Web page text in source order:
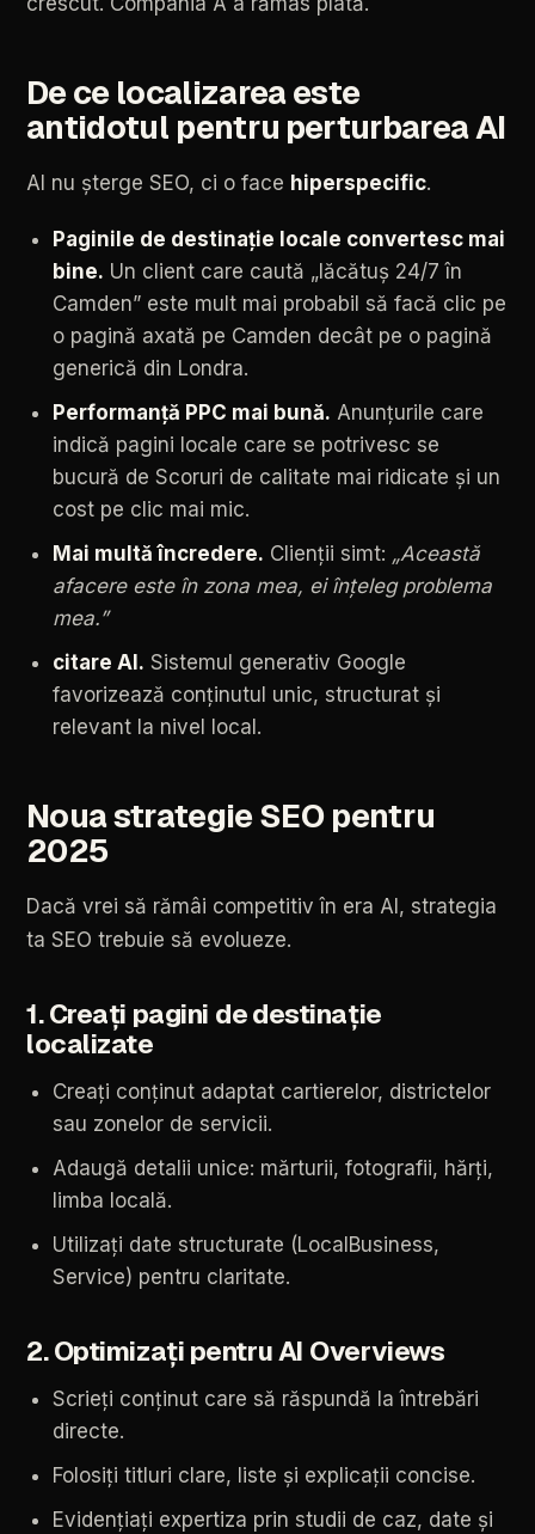
Dece localizareaeste
antidotul pentru perturbareaAI
AI nu șterge SEO, ci o face hiperspecific.
Paginile de destinație locale convertesc mai
bine. Un client care caută „lăcătuș 24/7 în
Camden” este mult mai probabil să facă clic pe
o pagină axată pe Camden decât pe o pagină
generică din Londra.
Performanță PPC mai bună. Anunțurile care
indică pagini locale care se potrivesc se
bucură de Scoruri de calitate mai ridicate și un
cost pe clic mai mic.
Mai multă încredere. Clienții simt: „Această
afacere este în zona mea, ei înțeleg problema
mea.”
citare AI. Sistemul generativ Google
favorizează conținutul unic, structurat și
relevant la nivel local.
NouastrategieSEO pentru
2025
Dacă vrei să rămâi competitiv în era AI, strategia
ta SEO trebuie să evolueze.
1.Creați pagini dedestinație
localizate
Creați conținut adaptat cartierelor, districtelor
sau zonelor de servicii.
Adaugă detalii unice: mărturii, fotografii, hărți,
limba locală.
Utilizați date structurate (LocalBusiness,
Service) pentru claritate.
2.Optimizați pentruAI Overviews
Scrieți conținut care să răspundă la întrebări
directe.
Folosiți titluri clare, liste și explicații concise.
Evidențiați expertiza prin studii de caz, date și